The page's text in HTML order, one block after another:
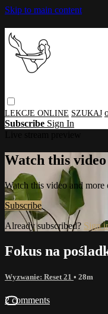
Skip to main content
Subscribe Sign In
Watch this
Watch this video and more
Subscribe
Already subscribed? Sign
Fokus na
Wyzwanie: Reset 21 • 28m
2 comments